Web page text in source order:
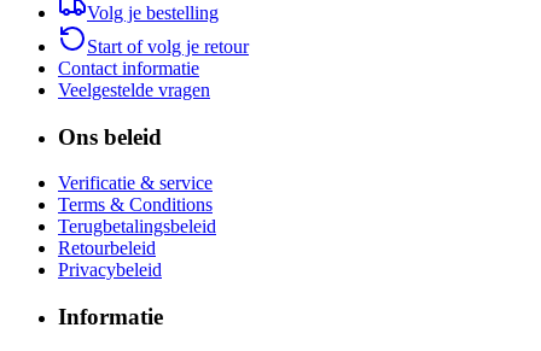
Volg je bestelling
Start of volg je retour
Contact informatie
Veelgestelde vragen
Ons beleid
Verificatie & service
Terms & Conditions
Terugbetalingsbeleid
Retourbeleid
Privacybeleid
Informatie